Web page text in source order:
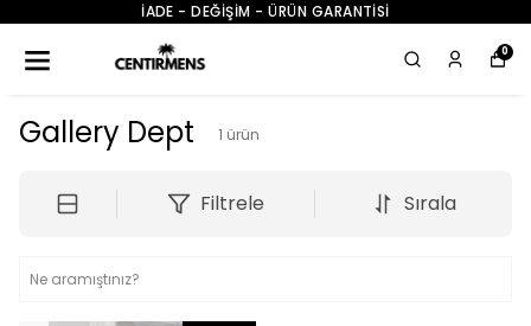
İADE - DEĞİŞİM - ÜRÜN GARANTİSİ
0
Gallery Dept 1 ürün
Filtrele Sırala